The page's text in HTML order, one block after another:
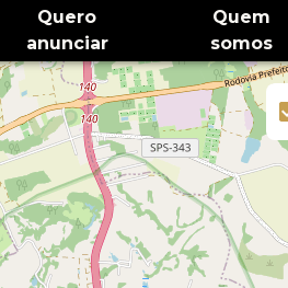
Quero
anunciar
Quem
somos